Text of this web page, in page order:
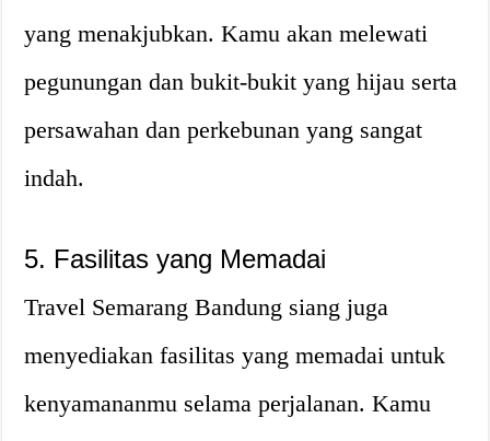
yang menakjubkan. Kamu akan melewati
pegunungan dan bukit-bukit yang hijau serta
persawahan dan perkebunan yang sangat
indah.
5. Fasilitas yang Memadai
Travel Semarang Bandung siang juga
menyediakan fasilitas yang memadai untuk
kenyamananmu selama perjalanan. Kamu